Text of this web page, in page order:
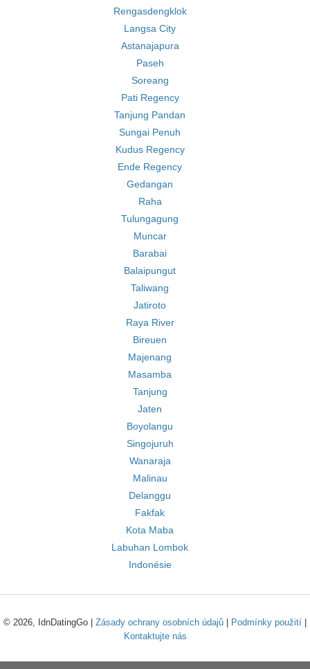
Rengasdengklok
Langsa City
Astanajapura
Paseh
Soreang
Pati Regency
Tanjung Pandan
Sungai Penuh
Kudus Regency
Ende Regency
Gedangan
Raha
Tulungagung
Muncar
Barabai
Balaipungut
Taliwang
Jatiroto
Raya River
Bireuen
Majenang
Masamba
Tanjung
Jaten
Boyolangu
Singojuruh
Wanaraja
Malinau
Delanggu
Fakfak
Kota Maba
Labuhan Lombok
Indonésie
© 2026, IdnDatingGo | Zásady ochrany osobních údajů Podmínky použití
Kontaktujte nás